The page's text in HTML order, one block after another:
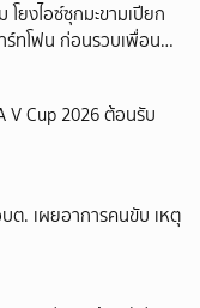
ยงไอซ์ซุกมะขามเปียก
ทโฟน ก่อนรวบเพื่อน
สินบนคาโรงพัก
Cup 2026 ต้อนรับ
ต. เผยอาการคนขับ เหตุ